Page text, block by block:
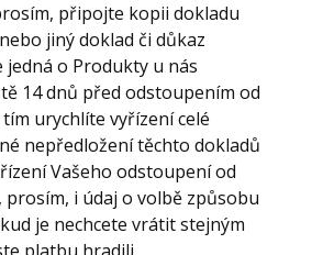
připojte kopii dokladu
jiný doklad či důkaz
jedná o Produkty u nás
14 dnů před odstoupením od
urychlíte vyřízení celé
nepředložení těchto dokladů
Vašeho odstoupení od
prosím, i údaj o volbě způsobu
je nechcete vrátit stejným